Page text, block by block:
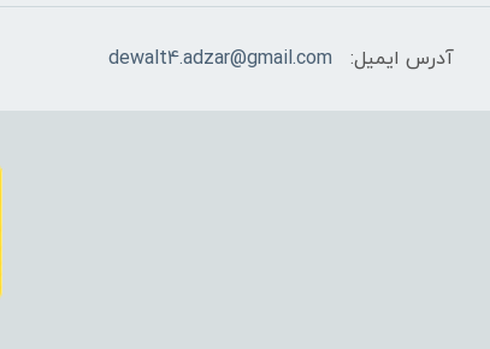
آدرس ایمیل: dewalt4.adzar@gmail.com